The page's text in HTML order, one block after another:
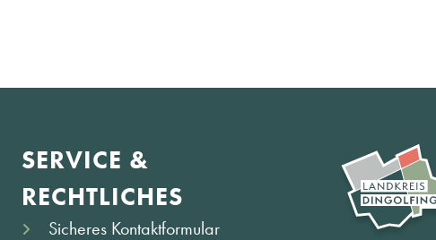
SERVICE &
RECHTLICHES
Sicheres Kontaktformular